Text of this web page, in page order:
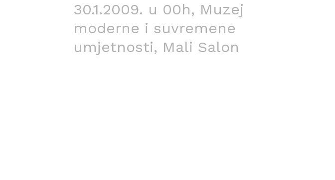
30.1.2009. u 00h, Muzej
moderne i suvremene
umjetnosti, Mali Salon